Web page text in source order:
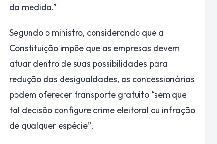
da medida.”
Segundo o ministro, considerando que a
Constituição impõe que as empresas devem
atuar dentro de suas possibilidades para
redução das desigualdades, as concessionárias
podem oferecer transporte gratuito “sem que
tal decisão configure crime eleitoral ou infração
de qualquer espécie”.